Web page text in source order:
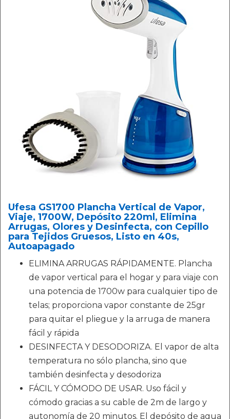
Ufesa GS1700 Plancha Vertical de Vapor,
Viaje, 1700W, Depósito 220ml, Elimina
Arrugas, Olores y Desinfecta, con Cepillo
para Tejidos Gruesos, Listo en 40s,
Autoapagado
ELIMINA ARRUGAS RÁPIDAMENTE. Plancha
de vapor vertical para el hogar y para viaje con
una potencia de 1700w para cualquier tipo de
telas; proporciona vapor constante de 25gr
para quitar el pliegue y la arruga de manera
fácil y rápida
DESINFECTA Y DESODORIZA. El vapor de alta
temperatura no sólo plancha, sino que
también desinfecta y desodoriza
FÁCIL Y CÓMODO DE USAR. Uso fácil y
cómodo gracias a su cable de 2m de largo y
autonomía de 20 minutos. El depósito de agua